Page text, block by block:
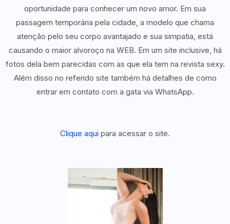
oportunidade para conhecer um novo amor. Em sua
passagem temporária pela cidade, a modelo que chama
atenção pelo seu corpo avantajado e sua simpatia, está
causando o maior alvoroço na WEB. Em um site inclusive, há
fotos dela bem parecidas com as que ela tem na revista sexy.
Além disso no referido site também há detalhes de como
entrar em contato com a gata via WhatsApp.
Clique aqui para acessar o site.